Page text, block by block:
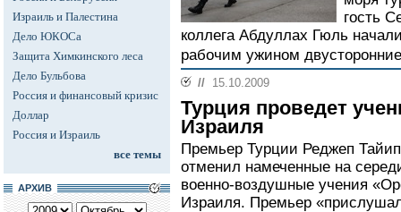
Израиль и Палестина
Дело ЮКОСа
Защита Химкинского леса
Дело Бульбова
Россия и финансовый кризис
Доллар
Россия и Израиль
все темы
АРХИВ
гость
коллега Абдуллах Гюль
рабочим ужином
// 15.10.2009
Турция проведет
Израиля
Премьер Турции Реджеп
отменил намеченные на
военно-воздушные учения
Израиля. Премьер